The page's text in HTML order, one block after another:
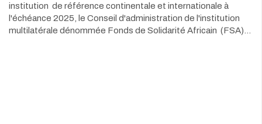
institution de référence continentale et internationale à
l'échéance 2025, le Conseil d'administration de l'institution
multilatérale dénommée Fonds de Solidarité Africain (FSA)…